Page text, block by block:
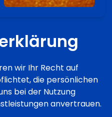
wir Ihr Recht auf
die persönlichen
bei der Nutzung
anvertrauen.